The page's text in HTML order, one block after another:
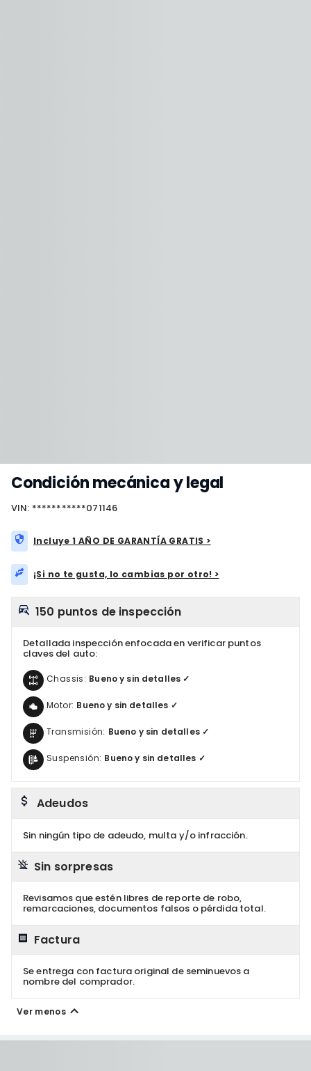
Condición mecánica y legal
VIN: ***********071146
Incluye 1 AÑO DE GARANTÍA GRATIS >
¡Si no te gusta, lo cambias por otro! >
150 puntos de inspección
Detallada inspección enfocada en verificar puntos
claves del auto:
Chassis: Bueno y sin detalles ✓
Motor: Bueno y sin detalles ✓
Transmisión: Bueno y sin detalles ✓
Suspensión: Bueno y sin detalles ✓
Adeudos
Sin ningún tipo de adeudo, multa y/o infracción.
Sin sorpresas
Revisamos que estén libres de reporte de robo,
remarcaciones, documentos falsos o pérdida total.
Factura
Se entrega con factura original de seminuevos a
nombre del comprador.
Ver menos